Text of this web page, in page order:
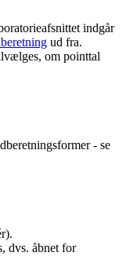
indgår
ud fra.
om pointtal
- se
dvs. åbnet for